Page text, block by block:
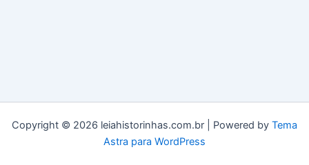
Copyright © 2026 leiahistorinhas.com.br | Powered by Tema
Astra para WordPress